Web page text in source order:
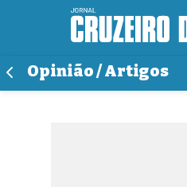
Opinião / Artigos